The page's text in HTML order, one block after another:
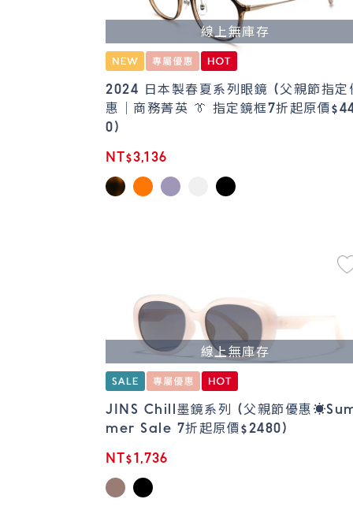
線上無庫存
2024 日本製春夏系列眼鏡 (父親節指定
惠｜商務菁英 👔 指定鏡框7折起原價
0)
NT$3,136
線上無庫存
JINS Chill墨鏡系列 (父親節優惠
mer Sale 7折起原價$2480)
NT$1,736